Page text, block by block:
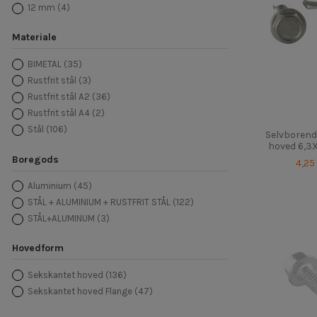
hoved
4,25
38 (4)
48(1)
51(3)
52.5(1)
63(7)
78(1)
12 mm (4)
Materiale
BIMETAL (35)
Rustfrit stål (3)
Rustfrit stål A2 (36)
Rustfrit stål A4 (2)
Stål (106)
Boregods
Aluminium (45)
STÅL + ALUMINIUM + RUSTFRIT STÅL (122)
STÅL+ALUMINUM (3)
Hovedform
Sekskantet hoved (136)
Sekskantet hoved Flange (47)